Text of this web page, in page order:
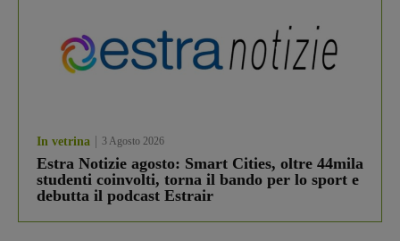
In vetrina 3 Agosto 2026
Estra Notizie agosto: Smart Cities, oltre 44mila
studenti coinvolti, torna il bando per lo sport e
debutta il podcast Estrair